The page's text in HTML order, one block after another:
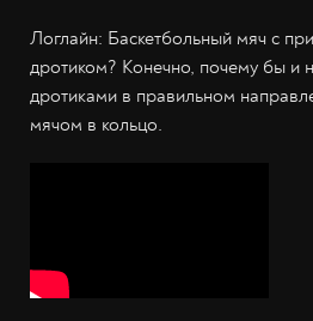
Логлайн: Баскетбольный мяч с
дротиком? Конечно, почему бы и
дротиками в правильном
мячом в кольцо.